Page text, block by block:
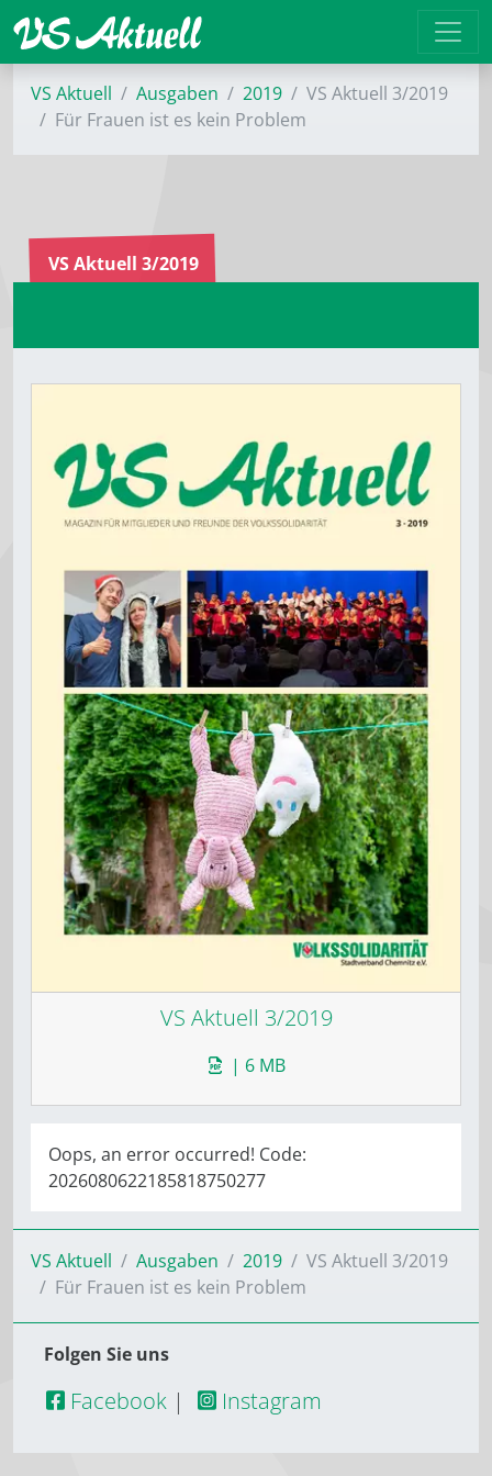
VS Aktuell Ausgaben 2019
VS Aktuell 3/2019
Für Frauen ist es kein Problem
VS Aktuell 3/2019
VS Aktuell 3/2019
| 6 MB
Oops, an error occurred! Code:
2026080622185818750277
VS Aktuell Ausgaben 2019
VS Aktuell 3/2019
Für Frauen ist es kein Problem
Folgen Sie uns
Facebook | Instagram